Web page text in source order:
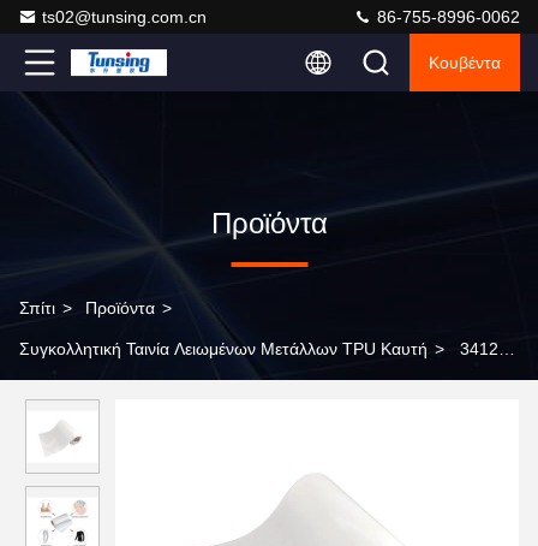
ts02@tunsing.com.cn 86-755-8996-0062
Κουβέντα
Προϊόντα
Σπίτι > Προϊόντα >
Συγκολλητική Ταινία Λειωμένων Μετάλλων TPU Καυτή > 3412
ελαστική πολυουρεθάνιου καυτή